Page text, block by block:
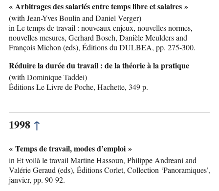
« Arbitrages des salariés entre temps libre et salaires »
(with Jean-Yves Boulin and Daniel Verger)
in Le temps de travail : nouveaux enjeux, nouvelles normes,
nouvelles mesures, Gerhard Bosch, Danièle Meulders and
François Michon (eds), Éditions du DULBEA, pp. 275-300.
Réduire la durée du travail : de la théorie à la pratique
(with Dominique Taddei)
Éditions Le Livre de Poche, Hachette, 349 p.
1998 ↑
« Temps de travail, modes d’emploi »
in Et voilà le travail Martine Hassoun, Philippe Andreani and
Valérie Geraud (eds), Éditions Corlet, Collection ‘Panoramiques’,
janvier, pp. 90-92.